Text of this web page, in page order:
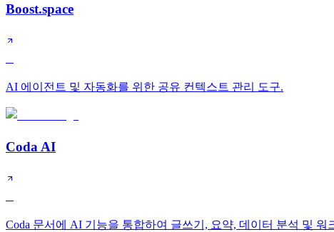
Boost.space
AI 에이전트 및 자동화를 위한 공유 컨텍스트 관리 도구.
Coda AI
Coda 문서에 AI 기능을 통합하여 글쓰기, 요약, 데이터 분석 및 워